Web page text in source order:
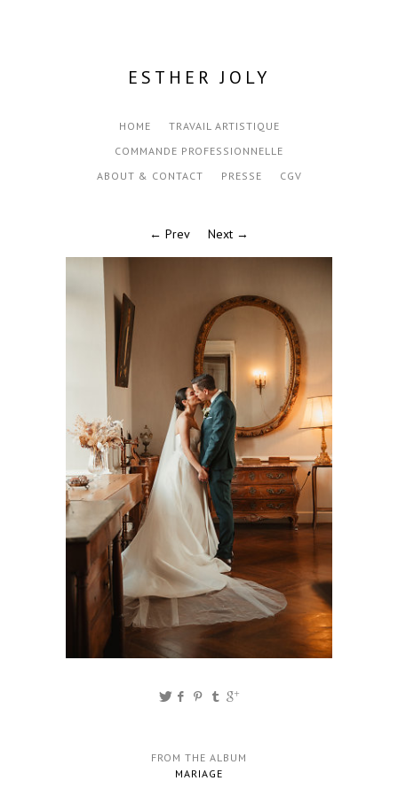
ESTHER JOLY
HOME
TRAVAIL ARTISTIQUE
COMMANDE PROFESSIONNELLE
ABOUT & CONTACT
PRESSE CGV
← Prev Next →
FROM THE ALBUM
MARIAGE